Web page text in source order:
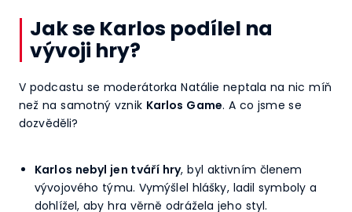
Jak se Karlos podílel na
vývoji hry?
V podcastu se moderátorka Natálie neptala na nic míň
než na samotný vznik Karlos Game. A co jsme se
dozvěděli?
Karlos nebyl jen tváří hry, byl aktivním členem
vývojového týmu. Vymýšlel hlášky, ladil symboly a
dohlížel, aby hra věrně odrážela jeho styl.